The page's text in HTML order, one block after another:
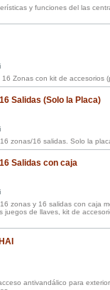
y funciones del las
Zonas con kit de accesorios
Salidas (Solo la Placa)
zonas/16 salidas. Solo la
Salidas con caja
zonas y 16 salidas con caja
juegos de llaves, kit de
antivandálico para